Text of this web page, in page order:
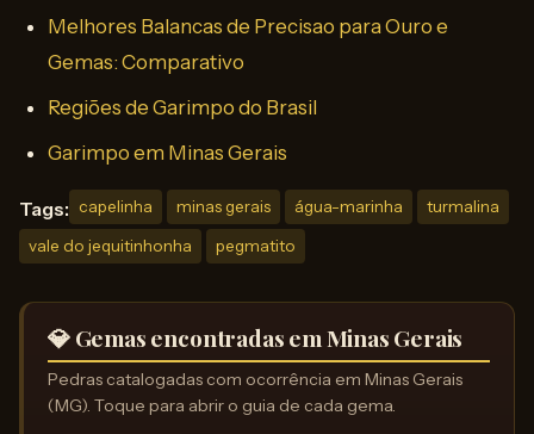
Melhores Balancas de Precisao para Ouro e
Gemas: Comparativo
Regiões de Garimpo do Brasil
Garimpo em Minas Gerais
Tags: capelinha minas gerais água-marinha turmalina
vale do jequitinhonha pegmatito
💎 Gemas encontradas em Minas Gerais
Pedras catalogadas com ocorrência em Minas Gerais
(MG). Toque para abrir o guia de cada gema.